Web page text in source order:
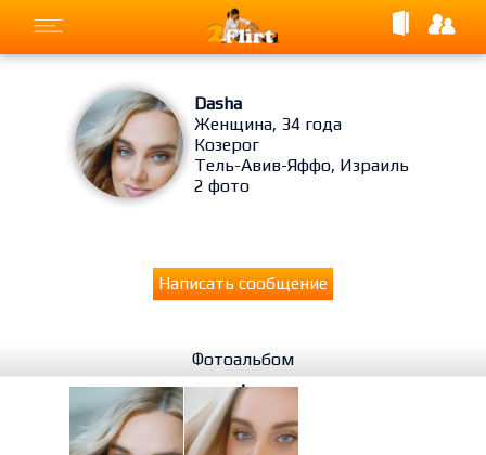
Dasha
Женщина, 34 года
Козерог
Тель-Авив-Яффо, Израиль
2 фото
Написать сообщение
Фотоальбом
⋮